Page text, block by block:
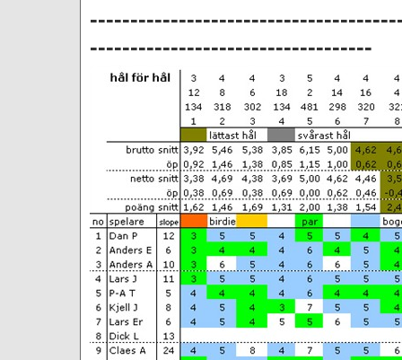
-----------------------------------